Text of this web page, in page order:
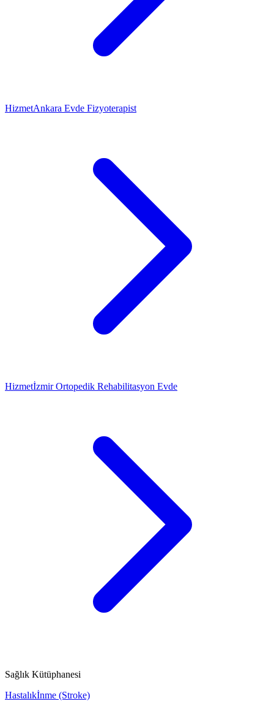
HizmetAnkara Evde Fizyoterapist
Hizmetİzmir Ortopedik Rehabilitasyon Evde
Sağlık Kütüphanesi
Hastalıkİnme (Stroke)